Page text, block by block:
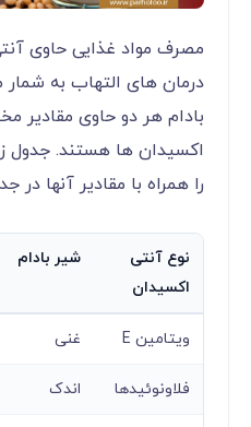
مصرف مواد غذایی حاوی
درمان های التهاب به
بادام هر دو حاوی مقادیر
اکسیدان ها هستند. جدول
را همراه با مقادیر آنها
نوع آنتی
اکسیدان
شیر بادام
ویتامین E غنی
فلاونوئیدها اندک